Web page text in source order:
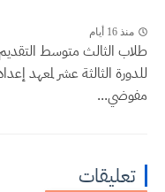
منذ 16 أيام
طلاب الثالث متوسط التقديم
للدورة الثالثة عشر لمعهد
مفوضي...
تعليقات